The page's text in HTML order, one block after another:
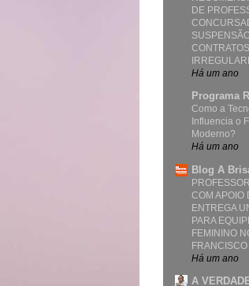
DE
CONTRATOS
Há um ano
Programa
Como a
Influencia o
Moderno?
Há um ano
Blog A
COM APOIO
ENTREGA
PARA
FEMININO
FRANCISCO
Há um ano
A